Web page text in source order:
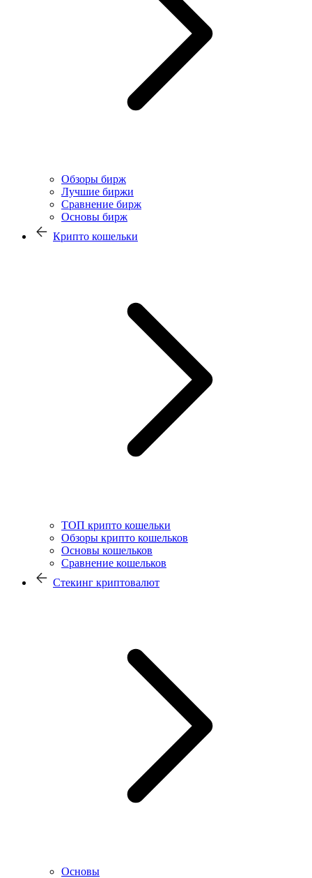
Обзоры бирж
Лучшие биржи
Сравнение бирж
Основы бирж
Крипто кошельки
ТОП крипто кошельки
Обзоры крипто кошельков
Основы кошельков
Сравнение кошельков
Стекинг криптовалют
Основы